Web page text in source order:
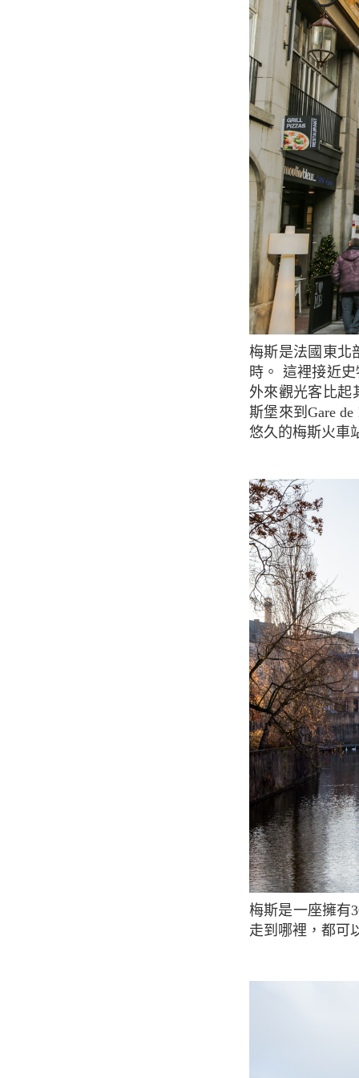
梅斯是法國東北部洛林地區(Lorraine) 的一個小鎮。 距離巴黎約320公里，乘火車約需1.5小
時。 這裡接近
外來觀光客比起
斯堡來到Gare
悠久的梅斯火車
梅斯是一座擁有3000年歷史的知名老城市，位於Moselle和Seille之間。 在這城市中，無論你
走到哪裡，都可